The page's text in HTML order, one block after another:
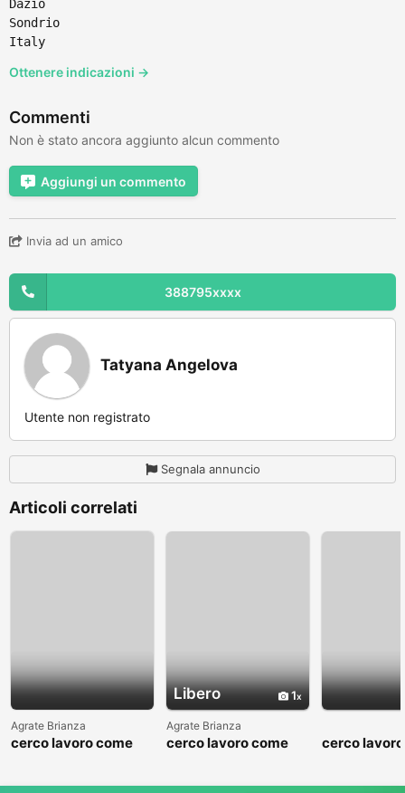
Dazio
Sondrio
Italy
Ottenere indicazioni →
Commenti
Non è stato ancora aggiunto alcun commento
Aggiungi un commento
Invia ad un amico
388795xxxx
Tatyana Angelova
Utente non registrato
Segnala annuncio
Articoli correlati
Agrate Brianza
cerco lavoro come
Libero 1
Agrate Brianza
cerco lavoro come
cerco